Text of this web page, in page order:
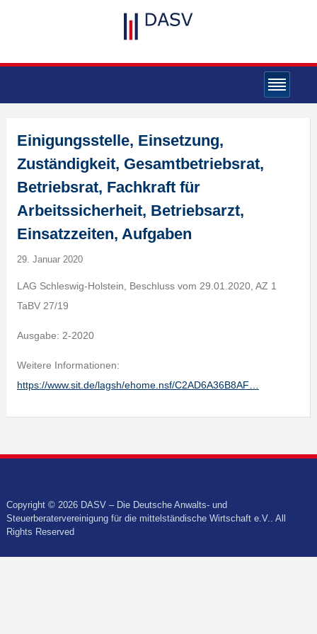
Einigungsstelle, Einsetzung,
Zuständigkeit, Gesamtbetriebsrat,
Betriebsrat, Fachkraft für
Arbeitssicherheit, Betriebsarzt,
Einsatzzeiten, Aufgaben
29. Januar 2020
LAG Schleswig-Holstein, Beschluss vom 29.01.2020, AZ 1
TaBV 27/19
Ausgabe: 2-2020
Weitere Informationen:
https://www.sit.de/lagsh/ehome.nsf/C2AD6A36B8AF…
Copyright © 2026 DASV – Die Deutsche Anwalts- und
Steuerberatervereinigung für die mittelständische Wirtschaft e.V.. All
Rights Reserved